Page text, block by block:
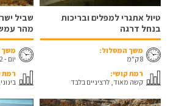
טיול אתגרי למפלים ובריכות
בנחל דרגה
משך המסלול:
8 ק"מ
רמת קושי:
קשה מאוד, לרציניים בלבד
מהר
משך
יום - 12 ק"מ
רמת